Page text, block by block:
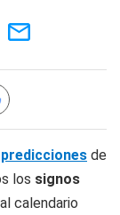
predicciones de
los signos
calendario